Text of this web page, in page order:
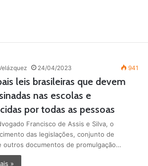
24/04/2023 941
leis brasileiras que devem
nas escolas e
por todas as pessoas
Francisco de Assis e Silva, o
das legislações, conjunto de
outros documentos de promulgação…
»